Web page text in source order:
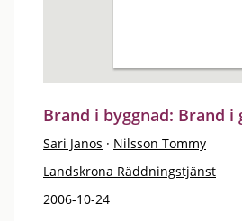
Brand i byggnad: Brand i
Sari Janos · Nilsson Tommy
Landskrona Räddningstjänst
2006-10-24